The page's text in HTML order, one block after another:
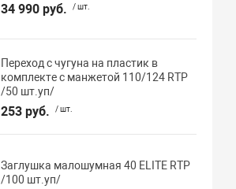
34 990 руб. / шт.
Переход с чугуна на пластик в
комплекте с манжетой 110/124 RTP
/50 шт.уп/
253 руб. / шт.
Заглушка малошумная 40 ELITE RTP
/100 шт.уп/